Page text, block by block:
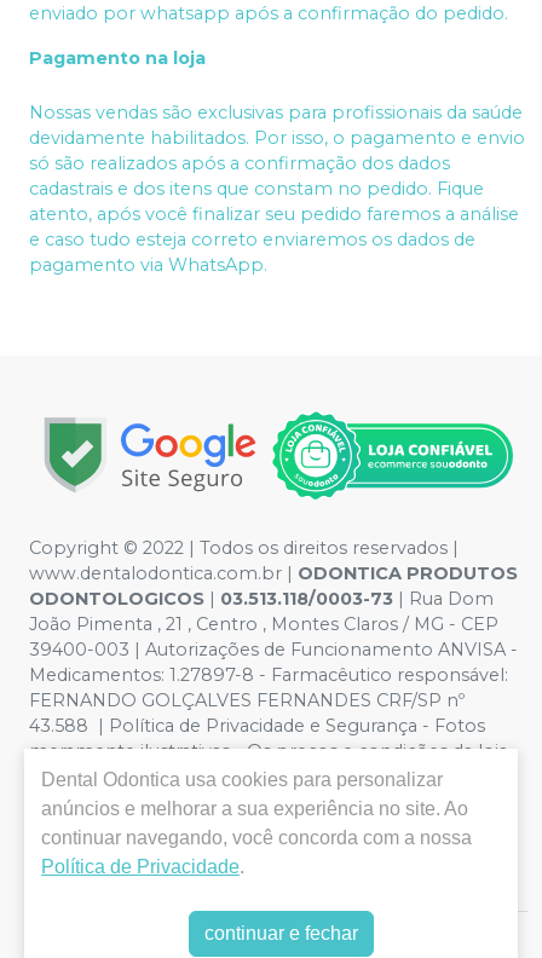
enviado por whatsapp após a confirmação do pedido.
Pagamento na loja
Nossas vendas são exclusivas para profissionais da saúde
devidamente habilitados. Por isso, o pagamento e envio
só são realizados após a confirmação dos dados
cadastrais e dos itens que constam no pedido. Fique
atento, após você finalizar seu pedido faremos a análise
e caso tudo esteja correto enviaremos os dados de
pagamento via WhatsApp.
Copyright © 2022 | Todos os direitos reservados |
www.dentalodontica.com.br | ODONTICA PRODUTOS
ODONTOLOGICOS | 03.513.118/0003-73 | Rua Dom
João Pimenta , 21 , Centro , Montes Claros / MG - CEP
39400-003 | Autorizações de Funcionamento ANVISA -
Medicamentos: 1.27897-8 - Farmacêutico responsável:
FERNANDO GOLÇALVES FERNANDES CRF/SP nº
43.588 | Política de Privacidade e Segurança - Fotos
meramente ilustrativas - Os preços e condições da loja
virtual estão sujeitos a alterações. Em caso de
divergência de preços no site, o valor válido é o do
Carrinho de Compra. Não vendemos por atacado, por
isso nos reservamos o direito de não atender compras
de grandes volumes pelo site.
E-commerce produzido por Sou Odonto Ecommerce
Dental Odontica usa cookies para personalizar
anúncios e melhorar a sua experiência no site. Ao
continuar navegando, você concorda com a nossa
Política de Privacidade.
continuar e fechar